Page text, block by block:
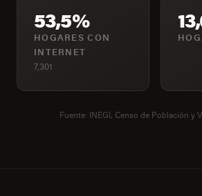
53,5%
HOGARES CON
INTERNET
7,301
Fuente: INEGI, Censo de Población y